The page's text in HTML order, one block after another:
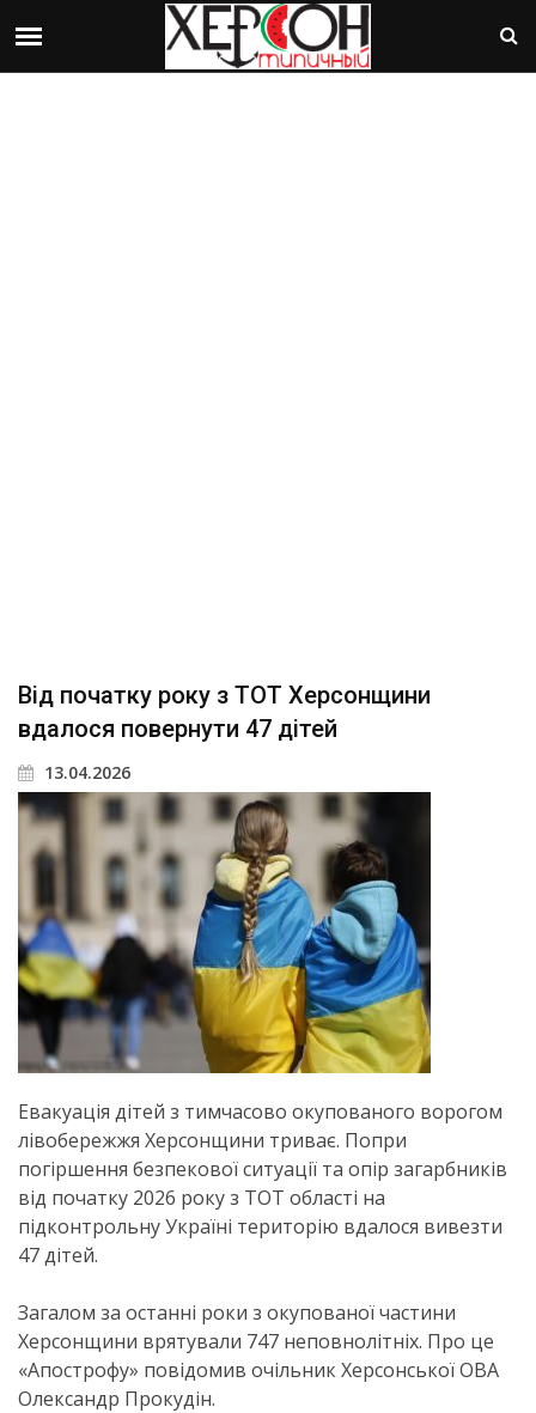
Від початку року з ТОТ Херсонщини
вдалося повернути 47 дітей
13.04.2026
Евакуація дітей з тимчасово окупованого ворогом
лівобережжя Херсонщини триває. Попри
погіршення безпекової ситуації та опір загарбників
від початку 2026 року з ТОТ області на
підконтрольну Україні територію вдалося вивезти
47 дітей.
Загалом за останні роки з окупованої частини
Херсонщини врятували 747 неповнолітніх. Про це
«Апострофу» повідомив очільник Херсонської ОВА
Олександр Прокудін.